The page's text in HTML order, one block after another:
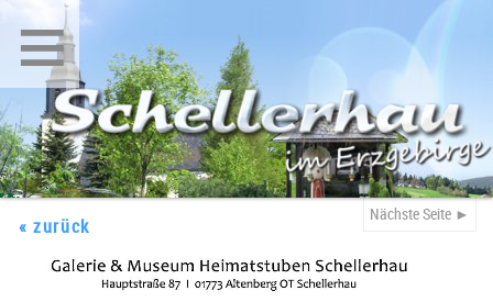
Nächste Seite ►
« zurück
≡